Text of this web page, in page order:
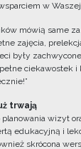
w
mówią same
zajęcia,
były
ciekawostek
trwają
wizyt
edukacyjną i
skrócona